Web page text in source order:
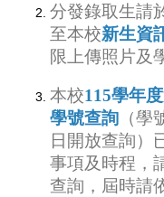
分發錄取生請
至本校新生資
限上傳照片及
本校115學年
學號查詢 （
日開放查詢）
事項及時程，
查詢，屆時請